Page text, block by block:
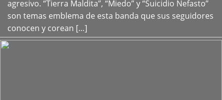
agresivo. “Tierra Maldita”, “Miedo” y “Suicidio Nefasto”
son temas emblema de esta banda que sus seguidores
conocen y corean […]